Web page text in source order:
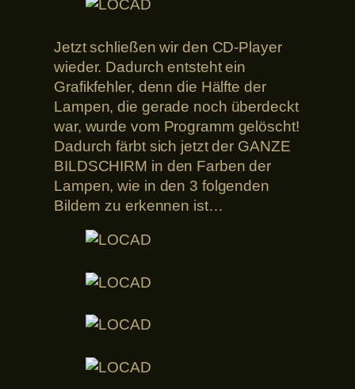
Jetzt schließen wir den CD-Player
wieder. Dadurch entsteht ein
Grafikfehler, denn die Hälfte der
Lampen, die gerade noch überdeckt
war, wurde vom Programm gelöscht!
Dadurch färbt sich jetzt der GANZE
BILDSCHIRM in den Farben der
Lampen, wie in den 3 folgenden
Bildern zu erkennen ist…